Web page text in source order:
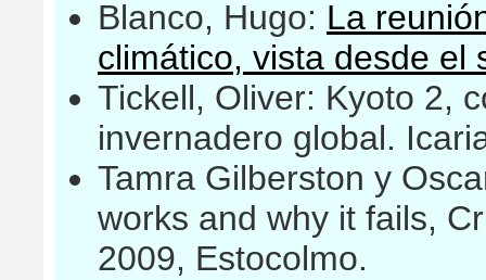
Blanco, Hugo: La
climático, vista desde el
Tickell, Oliver: Kyoto 2,
invernadero global.
Tamra Gilberston y
works and why it fails,
2009, Estocolmo.